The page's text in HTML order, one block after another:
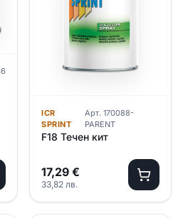
ICR
SPRINT
Арт.170088-
PARENT
F18 Течен кит
17,29 €
33,82 лв.